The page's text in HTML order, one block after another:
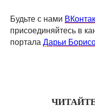
Будьте с нами
присоединяйтесь в
портала Дарьи